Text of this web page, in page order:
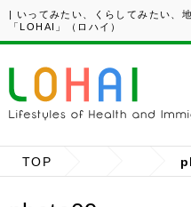
| いってみたい、くらしてみたい、
「LOHAI」（ロハイ）
TOP